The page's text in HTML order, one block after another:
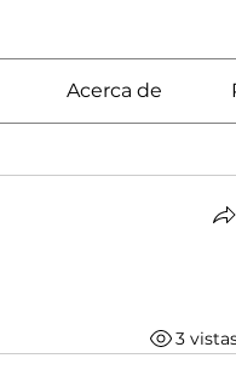
Acerca de
3